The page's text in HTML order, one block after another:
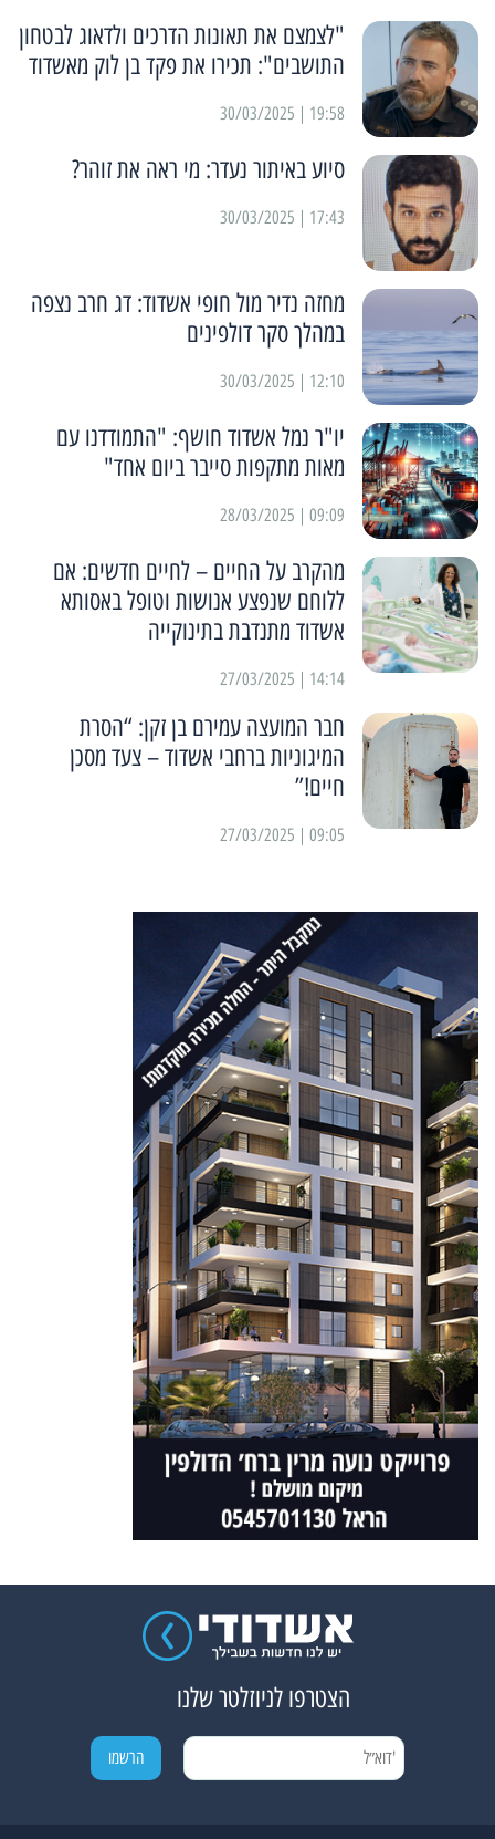
"לצמצם את תאונות הדרכים ולדאוג לבטחון
התושבים": תכירו את פקד בן לוק מאשדוד
19:58 | 30/03/2025
סיוע באיתור נעדר: מי ראה את זוהר?
17:43 | 30/03/2025
מחזה נדיר מול חופי אשדוד: דג חרב נצפה
במהלך סקר דולפינים
12:10 | 30/03/2025
יו"ר נמל אשדוד חושף: "התמודדנו עם
מאות מתקפות סייבר ביום אחד"
09:09 | 28/03/2025
מהקרב על החיים – לחיים חדשים: אם
ללוחם שנפצע אנושות וטופל באסותא
אשדוד מתנדבת בתינוקייה
14:14 | 27/03/2025
חבר המועצה עמירם בן זקן: “הסרת
המיגוניות ברחבי אשדוד – צעד מסכן
חיים!”
09:05 | 27/03/2025
הצטרפו לניוזלטר שלנו